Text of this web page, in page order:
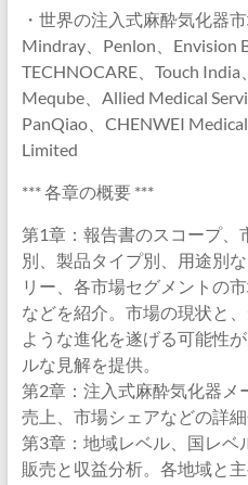
・世界の注入式麻酔気化器
Mindray、Penlon、Envision
TECHNOCARE、Touch India
Meqube、Allied Medical
PanQiao、CHENWEI
Limited
*** 各章の概要 ***
第1章：報告書のスコープ、
別、製品タイプ別、用途別
リー、各市場セグメントの
などを紹介。市場の現状と
ような進化を遂げる可能性
ルな見解を提供。
第2章：注入式麻酔気化器メ
売上、市場シェアなどの詳細
第3章：地域レベル、国レベ
販売と収益分析。各地域と